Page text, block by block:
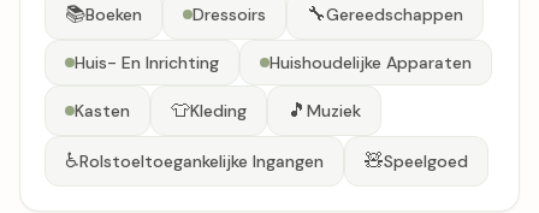
📚Boeken Dressoirs 🔧Gereedschappen
Huis- En Inrichting Huishoudelijke Apparaten
Kasten 👕Kleding 🎵 Muziek
♿Rolstoeltoegankelijke Ingangen 🧸Speelgoed